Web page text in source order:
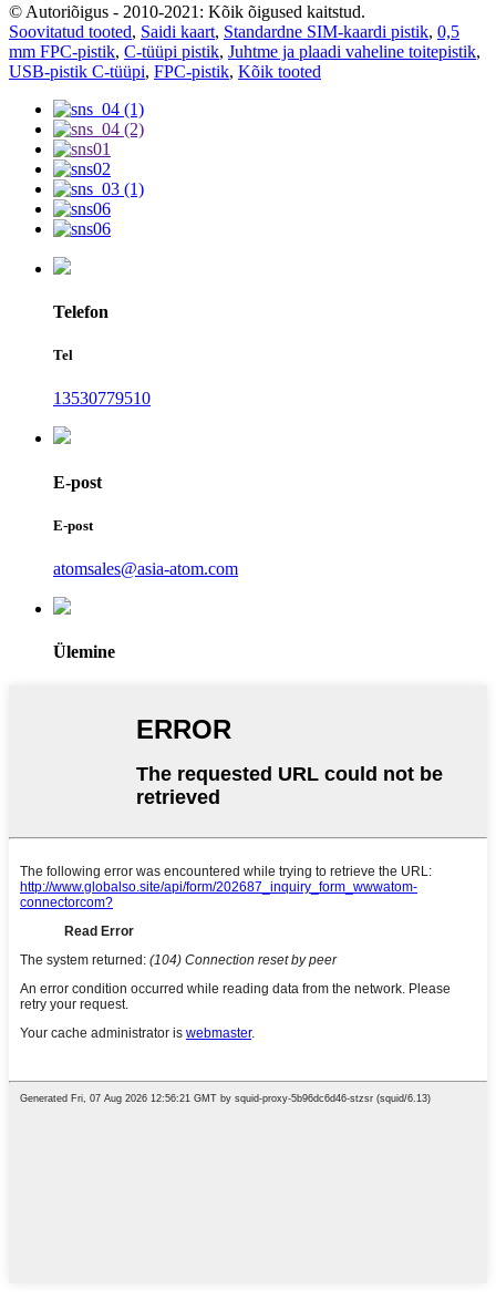
© Autoriõigus - 2010-2021: Kõik õigused kaitstud.
Soovitatud tooted, Saidi kaart, Standardne SIM-kaardi pistik, 0,5
mm FPC-pistik, C-tüüpi pistik, Juhtme ja plaadi vaheline toitepistik,
USB-pistik C-tüüpi, FPC-pistik, Kõik tooted
Telefon
Tel
13530779510
E-post
E-post
atomsales@asia-atom.com
Ülemine